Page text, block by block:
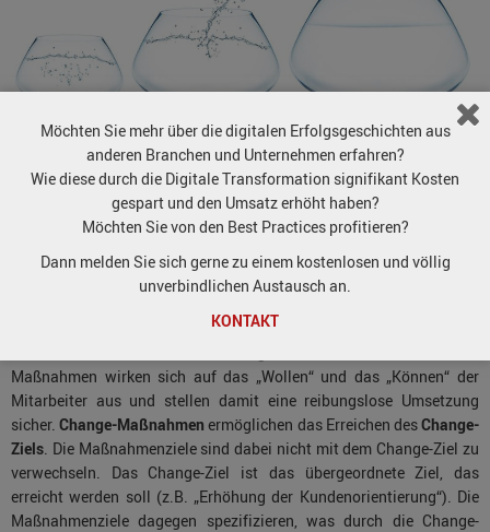
Change-Maßnahmen und
Maßnahmenziele
Eine Veränderung bezieht sich stets auf bestimmte Change-
Linie auf die Mitarbeiter, indem sie deren Veränderungsfähigkeit und
Maßnahmen wirken sich auf das „Wollen“ und das „Können“ der
Mitarbeiter aus und stellen damit eine reibungslose Umsetzung
sicher.Change-Maßnahmen ermöglichen das Erreichen desChange-
Ziels . Die Maßnahmenziele sind dabei nicht mit dem Change-Ziel zu
verwechseln. Das Change-Ziel ist das übergeordnete Ziel, das
erreicht werden soll (z.B. „Erhöhung der Kundenorientierung“). Die
Maßnahmenziele dagegen spezifizieren, was durch die Change-
Möchten Sie mehr über die digitalen Erfolgsgeschichten aus
anderen Branchen und Unternehmen erfahren?
Wie diese durch die Digitale Transformation signifikant Kosten
gespart und den Umsatz erhöht haben?
Möchten Sie von den Best Practices profitieren?
Dann melden Sie sich gerne zu einem kostenlosen und völlig
unverbindlichen Austausch an.
KONTAKT